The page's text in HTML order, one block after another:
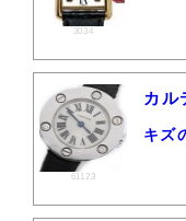
3034
61123
カル
キズ